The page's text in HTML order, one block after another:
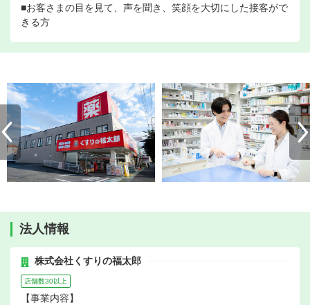
■お客さまの目を見て、声を聞き、笑顔を大切にした接客がで
きる方
法人情報
株式会社くすりの福太郎
店舗数30以上
【事業内容】